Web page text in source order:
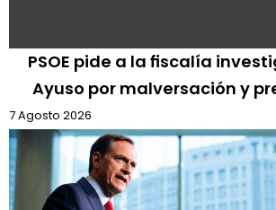
PSOE pide a la fiscalía
Ayuso por malversación y
7 Agosto 2026